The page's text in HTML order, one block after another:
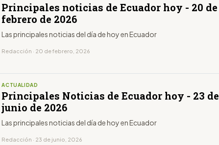
Principales noticias de Ecuador hoy - 20 de
febrero de 2026
Las principales noticias del día de hoy en Ecuador
Redacción · 20 de febrero, 2026
ACTUALIDAD
Principales Noticias de Ecuador hoy - 23 de
junio de 2026
Las principales noticias del día de hoy en Ecuador
Redacción · 23 de junio, 2026